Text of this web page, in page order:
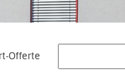
Offerte